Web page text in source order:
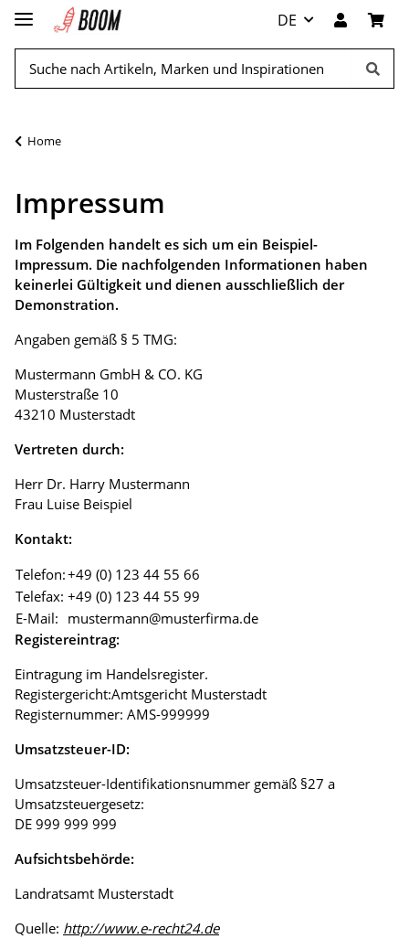
DE
Home
Impressum
Im Folgenden handelt es sich um ein Beispiel-
Impressum. Die nachfolgenden Informationen haben
keinerlei Gültigkeit und dienen ausschließlich der
Demonstration.
Angaben gemäß § 5 TMG:
Mustermann GmbH & CO. KG
Musterstraße 10
43210 Musterstadt
Vertreten durch:
Herr Dr. Harry Mustermann
Frau Luise Beispiel
Kontakt:
Telefon:+49 (0) 123 44 55 66
Telefax: +49 (0) 123 44 55 99
E-Mail: mustermann@musterfirma.de
Registereintrag:
Eintragung im Handelsregister.
Registergericht:Amtsgericht Musterstadt
Registernummer: AMS-999999
Umsatzsteuer-ID:
Umsatzsteuer-Identifikationsnummer gemäß §27 a
Umsatzsteuergesetz:
DE 999 999 999
Aufsichtsbehörde:
Landratsamt Musterstadt
Quelle: http://www.e-recht24.de